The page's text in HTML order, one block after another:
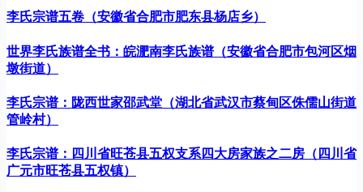
李氏宗谱五卷（安徽省合肥市肥东县杨店乡）
世界李氏族谱全书：皖淝南李氏族谱（安徽省合肥市包河区烟
墩街道）
李氏宗谱：陇西世家邵武堂（湖北省武汉市蔡甸区侏儒山街道
管岭村）
李氏宗谱：四川省旺苍县五权支系四大房家族之二房（四川省
广元市旺苍县五权镇）